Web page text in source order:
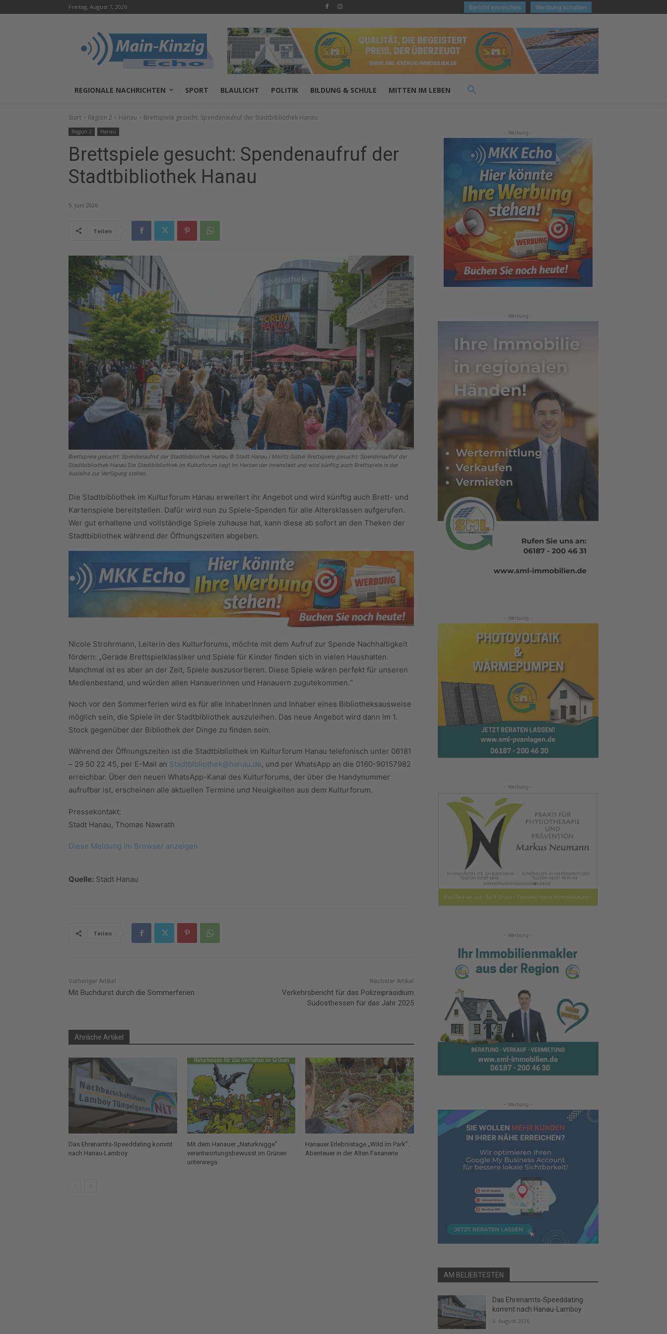
Freitag, August 7, 2026 Bericht einreichen Werbung schalten
REGIONALE NACHRICHTEN SPORT BLAULICHT POLITIK BILDUNG & SCHULE MITTEN IM LEBEN
Start Region 2 Hanau Brettspiele gesucht: Spendenaufruf der Stadtbibliothek Hanau
Region 2 Hanau
Brettspiele gesucht: Spendenaufruf der
Stadtbibliothek Hanau
5. Juni 2026
Teilen
Brettspiele gesucht: Spendenaufruf der Stadtbibliothek Hanau © Stadt Hanau / Moritz Göbel Brettspiele gesucht: Spendenaufruf der
Stadtbibliothek Hanau Die Stadtbibliothek im Kulturforum liegt im Herzen der Innenstadt und wird künftig auch Brettspiele in der
Ausleihe zur Verfügung stellen.
Die Stadtbibliothek im Kulturforum Hanau erweitert ihr Angebot und wird künftig auch Brett- und
Kartenspiele bereitstellen. Dafür wird nun zu Spiele-Spenden für alle Altersklassen aufgerufen.
Wer gut erhaltene und vollständige Spiele zuhause hat, kann diese ab sofort an den Theken der
Stadtbibliothek während der Öffnungszeiten abgeben.
Nicole Strohrmann, Leiterin des Kulturforums, möchte mit dem Aufruf zur Spende Nachhaltigkeit
fördern: „Gerade Brettspielklassiker und Spiele für Kinder finden sich in vielen Haushalten.
Manchmal ist es aber an der Zeit, Spiele auszusortieren. Diese Spiele wären perfekt für unseren
Medienbestand, und würden allen Hanauerinnen und Hanauern zugutekommen.“
Noch vor den Sommerferien wird es für alle Inhaberinnen und Inhaber eines Bibliotheksausweise
möglich sein, die Spiele in der Stadtbibliothek auszuleihen. Das neue Angebot wird dann im 1.
Stock gegenüber der Bibliothek der Dinge zu finden sein.
Während der Öffnungszeiten ist die Stadtbibliothek im Kulturforum Hanau telefonisch unter 06181
– 29 50 22 45, per E-Mail an Stadtbibliothek@hanau.de, und per WhatsApp an die 0160-90157982
erreichbar. Über den neuen WhatsApp-Kanal des Kulturforums, der über die Handynummer
aufrufbar ist, erscheinen alle aktuellen Termine und Neuigkeiten aus dem Kulturforum.
Pressekontakt:
Stadt Hanau, Thomas Nawrath
Diese Meldung im Browser anzeigen
Quelle: Stadt Hanau
Teilen
Vorheriger Artikel
Mit Buchdurst durch die Sommerferien
Nächster Artikel
Verkehrsbericht für das Polizeipräsidium
Südosthessen für das Jahr 2025
Ähnliche Artikel
Das Ehrenamts-Speeddating kommt
nach Hanau-Lamboy
Mit dem Hanauer „Naturknigge”
verantwortungsbewusst im Grünen
unterwegs
Hanauer Erlebnistage „Wild im Park”:
Abenteuer in der Alten Fasanerie
- Werbung -
- Werbung -
- Werbung -
- Werbung -
- Werbung -
- Werbung -
AM BELIEBTESTEN
Das Ehrenamts-Speeddating
kommt nach Hanau-Lamboy
6. August 2026